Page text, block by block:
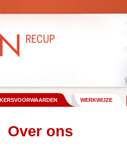
WERKWIJZE
Over ons